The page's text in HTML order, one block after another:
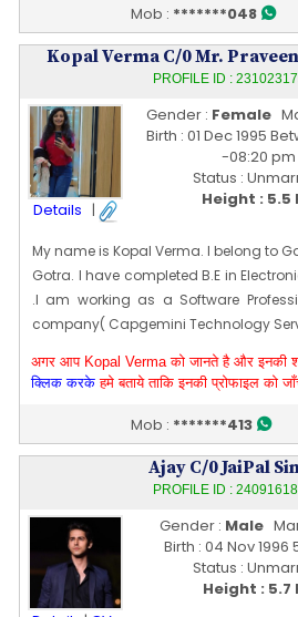
artists.Some of the famous music
directed are Parmish Verma,
Square, Emiway bantai and many
Profile Last Updated ON : 16/03/2026 11:07 PM
Mob : *******048
Kopal Verma C/0 Mr.
PROFILE ID :
Details |
Gender : Female
Birth : 01 Dec 1995
-08:20 pm
Status :
Height : 5.5
My name is Kopal Verma. I belong to
Gotra. I have completed B.E in
.I am working as a Software
company( Capgemini Technology
family oriented person. I love
I have completed B.E in Electronics
working as a Software
company( Capgemini Technology
with an Annual Package ranging in
and family oriented person. I love
Places. Preferably Interested
Noida/Gurugram preferably in Pune
Hyderabad. However I am flexible for
अगर आप Kopal Verma को जानते है और इनकी
क्लिक करकेहमे बताये ताकि इनकी प्रोफाइल को
Mob : *******413
Ajay C/0 JaiPal
PROFILE ID :
Gender : Male
Birth : 04 Nov 1996
Status :
Height : 5.7